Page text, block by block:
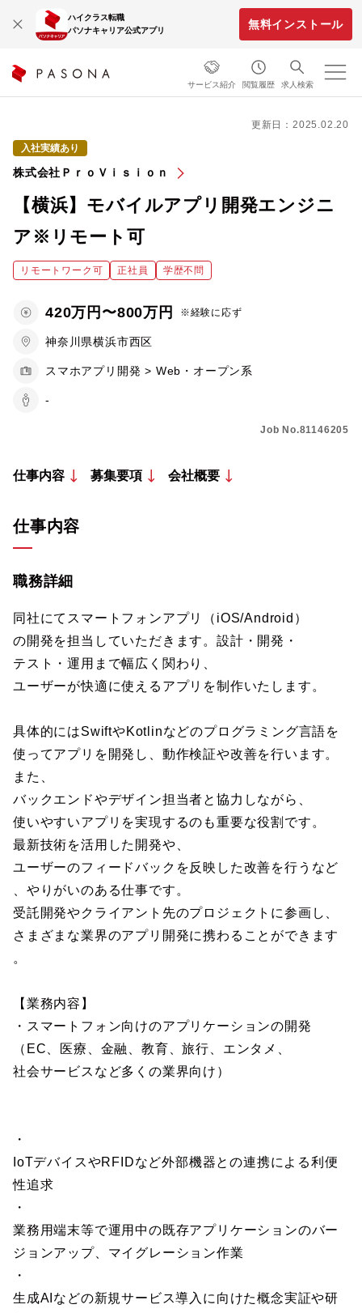
ハイクラス転職
パソナキャリア公式アプリ
無料インストール
サービス紹介 閲覧履歴 求人検索
更新日：2025.02.20
入社実績あり
株式会社ＰｒｏＶｉｓｉｏｎ
【横浜】モバイルアプリ開発エンジニ
ア※リモート可
リモートワーク可 正社員 学歴不問
420万円〜800万円 ※経験に応ず
神奈川県横浜市西区
スマホアプリ開発 > Web・オープン系
-
Job No.81146205
仕事内容 募集要項 会社概要
仕事内容
職務詳細
同社にてスマートフォンアプリ（iOS/Android）
の開発を担当していただきます。設計・開発・
テスト・運用まで幅広く関わり、
ユーザーが快適に使えるアプリを制作いたします。
具体的にはSwiftやKotlinなどのプログラミング言語を
使ってアプリを開発し、動作検証や改善を行います。
また、
バックエンドやデザイン担当者と協力しながら、
使いやすいアプリを実現するのも重要な役割です。
最新技術を活用した開発や、
ユーザーのフィードバックを反映した改善を行うなど
、やりがいのある仕事です。
受託開発やクライアント先のプロジェクトに参画し、
さまざまな業界のアプリ開発に携わることができます
。
【業務内容】
・スマートフォン向けのアプリケーションの開発
（EC、医療、金融、教育、旅行、エンタメ、
社会サービスなど多くの業界向け）
・
IoTデバイスやRFIDなど外部機器との連携による利便
性追求
・
業務用端末等で運用中の既存アプリケーションのバー
ジョンアップ、マイグレーション作業
・
生成AIなどの新規サービス導入に向けた概念実証や研